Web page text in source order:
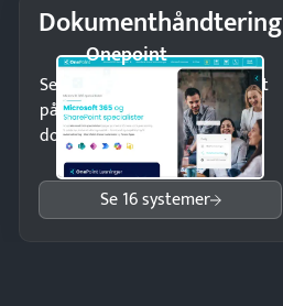
Dokumenthåndtering
Onepoint
Send kontrakter til underskrift
på minutter og mist ingen
dokumenter.
Se 16 systemer